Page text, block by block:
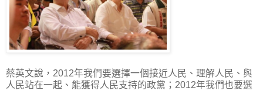
蔡英文說，2012年我們要選擇一個接近人民、理解人民、與
人民站在一起、能獲得人民支持的政黨；2012年我們也要選